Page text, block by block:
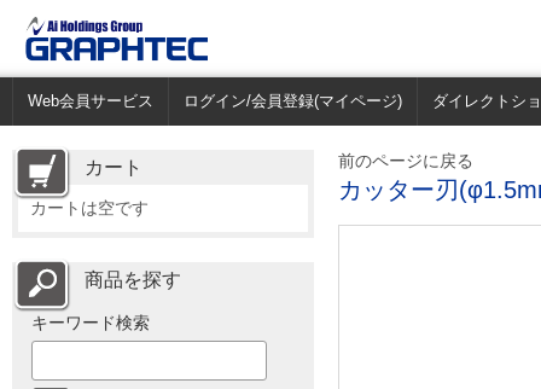
Web会員サービス ログイン/会員登録(マイページ) ダイレクトシ
前のページに戻る
カッター刃
カート
カートは空です
商品を探す
キーワード検索